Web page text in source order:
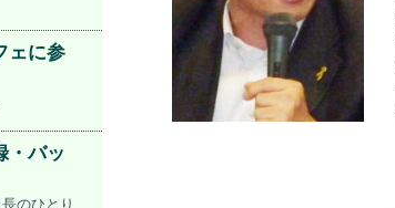
ェに参
・バッ
のひとり